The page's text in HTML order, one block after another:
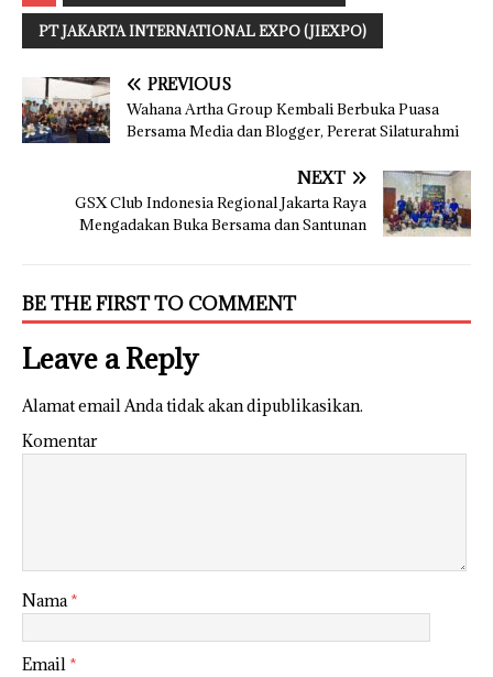
PT JAKARTA INTERNATIONAL EXPO (JIEXPO)
PREVIOUS
Wahana Artha Group Kembali Berbuka Puasa
Bersama Media dan Blogger, Pererat Silaturahmi
NEXT
GSX Club Indonesia Regional Jakarta Raya
Mengadakan Buka Bersama dan Santunan
BE THE FIRST TO COMMENT
Leave a Reply
Alamat email Anda tidak akan dipublikasikan.
Komentar
Nama*
Email *